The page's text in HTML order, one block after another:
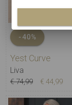
-40%
Yest Curve
Liva
€ 74,99 € 44,99